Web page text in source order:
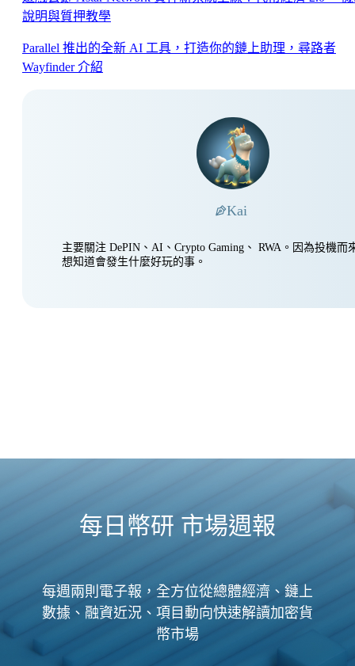
說明與質押教學
Parallel 推出的全新 AI 工具，打造你的鏈上助理，尋路者
Wayfinder 介紹
Kai
主要關注 DePIN、AI、Crypto Gaming、 RWA。因為投機而
想知道會發生什麼好玩的事。
每日幣研 市場週報
每週兩則電子報，全方位從總體經濟、鏈上
數據、融資近況、項目動向快速解讀加密貨
幣市場